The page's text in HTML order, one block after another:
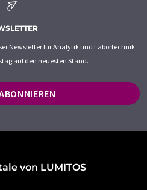
Newsletter für Analytik und Labortechnik
auf den neuesten Stand.
von LUMITOS